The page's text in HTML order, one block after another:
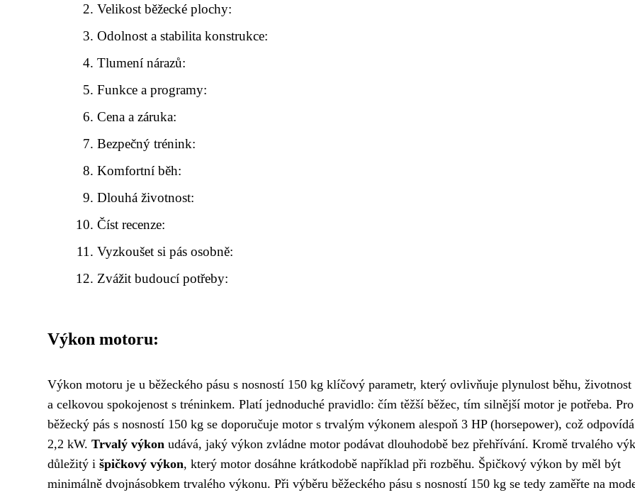
Velikost běžecké plochy:
Odolnost a stabilita konstrukce:
Tlumení nárazů:
Funkce a programy:
Cena a záruka:
Bezpečný trénink:
Komfortní běh:
Dlouhá životnost:
Číst recenze:
Vyzkoušet si pás osobně:
Zvážit budoucí potřeby:
Výkon motoru:
Výkon motoru je u běžeckého pásu s nosností 150 kg klíčový parametr, který ovlivňuje plynulost běhu, životnost
a celkovou spokojenost s tréninkem. Platí jednoduché pravidlo: čím těžší běžec, tím silnější motor je potřeba. Pro
běžecký pás s nosností 150 kg se doporučuje motor s trvalým výkonem alespoň 3 HP (horsepower), což
2,2 kW. Trvalý výkon udává, jaký výkon zvládne motor podávat dlouhodobě bez přehřívání. Kromě trvalého
důležitý i špičkový výkon, který motor dosáhne krátkodobě například při rozběhu. Špičkový výkon by měl být
minimálně dvojnásobkem trvalého výkonu. Při výběru běžeckého pásu s nosností 150 kg se tedy zaměřte na